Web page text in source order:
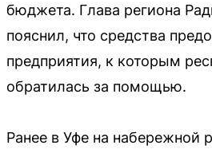
бюджета. Глава региона
пояснил, что средства
предприятия, к которым
обратилась за помощью.
Ранее в Уфе на набережной